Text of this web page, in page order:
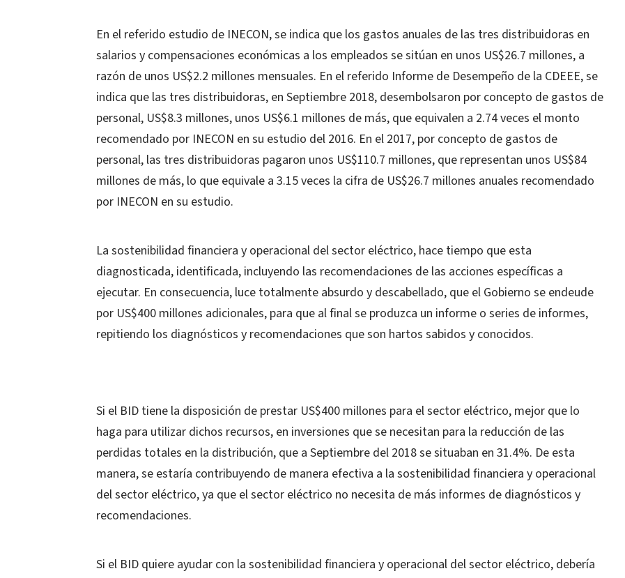
En el referido estudio de INECON, se indica que los gastos anuales de las tres distribuidoras en
salarios y compensaciones económicas a los empleados se sitúan en unos US$26.7 millones, a
razón de unos US$2.2 millones mensuales. En el referido Informe de Desempeño de la CDEEE, se
indica que las tres distribuidoras, en Septiembre 2018, desembolsaron por concepto de gastos de
personal, US$8.3 millones, unos US$6.1 millones de más, que equivalen a 2.74 veces el monto
recomendado por INECON en su estudio del 2016. En el 2017, por concepto de gastos de
personal, las tres distribuidoras pagaron unos US$110.7 millones, que representan unos US$84
millones de más, lo que equivale a 3.15 veces la cifra de US$26.7 millones anuales recomendado
por INECON en su estudio.
La sostenibilidad financiera y operacional del sector eléctrico, hace tiempo que esta
diagnosticada, identificada, incluyendo las recomendaciones de las acciones específicas a
ejecutar. En consecuencia, luce totalmente absurdo y descabellado, que el Gobierno se endeude
por US$400 millones adicionales, para que al final se produzca un informe o series de informes,
repitiendo los diagnósticos y recomendaciones que son hartos sabidos y conocidos.
Si el BID tiene la disposición de prestar US$400 millones para el sector eléctrico, mejor que lo
haga para utilizar dichos recursos, en inversiones que se necesitan para la reducción de las
perdidas totales en la distribución, que a Septiembre del 2018 se situaban en 31.4%. De esta
manera, se estaría contribuyendo de manera efectiva a la sostenibilidad financiera y operacional
del sector eléctrico, ya que el sector eléctrico no necesita de más informes de diagnósticos y
recomendaciones.
Si el BID quiere ayudar con la sostenibilidad financiera y operacional del sector eléctrico, debería